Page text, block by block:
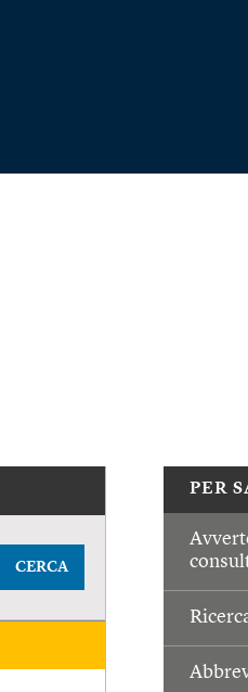
PER
CERCA